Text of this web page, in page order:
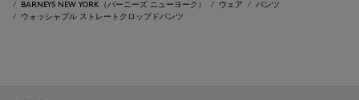
BARNEYS NEW YORK（バーニーズ ニューヨーク）
ウェア
パンツ
ウォッシャブル ストレートクロップドパンツ